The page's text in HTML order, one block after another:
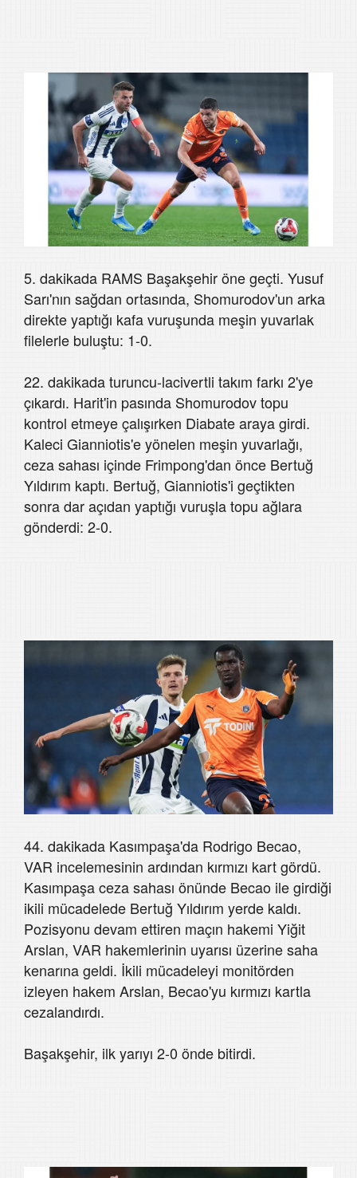
5. dakikada RAMS Başakşehir öne geçti. Yusuf
Sarı'nın sağdan ortasında, Shomurodov'un arka
direkte yaptığı kafa vuruşunda meşin yuvarlak
filelerle buluştu: 1-0.
22. dakikada turuncu-lacivertli takım farkı 2'ye
çıkardı. Harit'in pasında Shomurodov topu
kontrol etmeye çalışırken Diabate araya girdi.
Kaleci Gianniotis'e yönelen meşin yuvarlağı,
ceza sahası içinde Frimpong'dan önce Bertuğ
Yıldırım kaptı. Bertuğ, Gianniotis'i geçtikten
sonra dar açıdan yaptığı vuruşla topu ağlara
gönderdi: 2-0.
44. dakikada Kasımpaşa'da Rodrigo Becao,
VAR incelemesinin ardından kırmızı kart gördü.
Kasımpaşa ceza sahası önünde Becao ile girdiği
ikili mücadelede Bertuğ Yıldırım yerde kaldı.
Pozisyonu devam ettiren maçın hakemi Yiğit
Arslan, VAR hakemlerinin uyarısı üzerine saha
kenarına geldi. İkili mücadeleyi monitörden
izleyen hakem Arslan, Becao'yu kırmızı kartla
cezalandırdı.
Başakşehir, ilk yarıyı 2-0 önde bitirdi.